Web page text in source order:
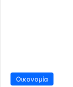
Οικονομία